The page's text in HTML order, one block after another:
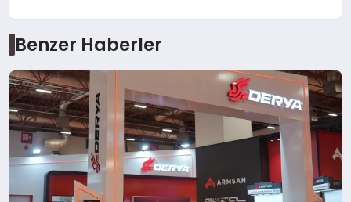
Benzer Haberler